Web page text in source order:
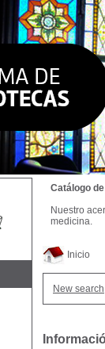
Inicio
New search
Catálogo
Nuestro
medicina.